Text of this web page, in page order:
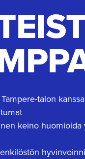
talon
keino huomioida